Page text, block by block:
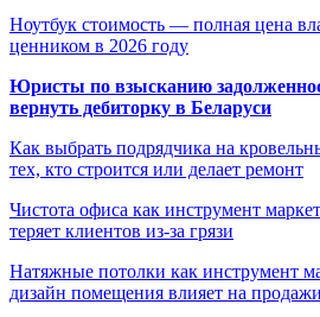
Ноутбук стоимость — полная цена
ценником в 2026 году
Юристы по взысканию
вернуть дебиторку в Беларуси
Как выбрать подрядчика на
тех, кто строится или делает ремонт
Чистота офиса как инструмент
теряет клиентов из-за грязи
Натяжные потолки как инструмент
дизайн помещения влияет на продажи